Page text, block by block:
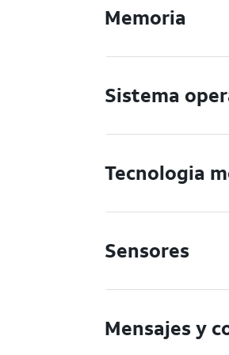
Memoria
Sistema
Tecnologia
Sensores
Mensajes y